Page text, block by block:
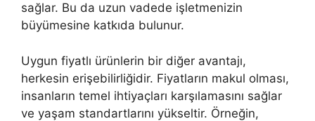
sağlar. Bu da uzun vadede işletmenizin
büyümesine katkıda bulunur.
Uygun fiyatlı ürünlerin bir diğer avantajı,
herkesin erişebilirliğidir. Fiyatların makul olması,
insanların temel ihtiyaçları karşılamasını sağlar
ve yaşam standartlarını yükseltir. Örneğin,